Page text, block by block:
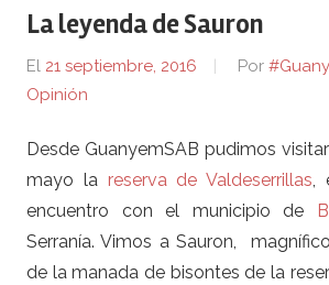
La leyenda de Sauron
El 21 septiembre, 2016 Por
Opinión
Desde GuanyemSAB pudimos
mayo la reserva de Valdeserrillas,
encuentro con el municipio de
Serranía. Vimos a Sauron,
de la manada de bisontes de la